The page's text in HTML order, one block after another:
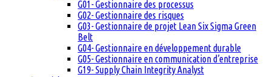
G01- Gestionnaire des processus
G02- Gestionnaire des risques
G03- Gestionnaire de projet Lean Six Sigma Green
Belt
G04- Gestionnaire en développement durable
G05- Gestionnaire en communication d’entreprise
G19- Supply Chain Integrity Analyst